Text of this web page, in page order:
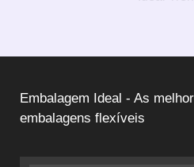
Embalagem Ideal - As
embalagens flexíveis